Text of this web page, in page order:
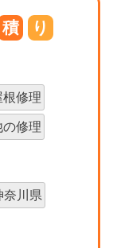
積 り
根修理
の修理
奈川県